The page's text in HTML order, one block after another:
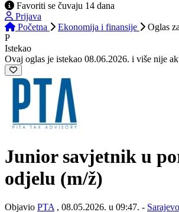
Favoriti se čuvaju 14 dana
Prijava
Početna
Ekonomija i finansije Oglas
P
Istekao
Ovaj oglas je istekao 08.06.2026. i više nije
Junior savjetnik u
odjelu (m/ž)
Objavio PTA , 08.05.2026. u 09:47. - Sarajevo